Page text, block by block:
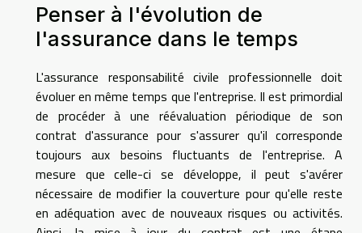
Penser à l'évolution de
l'assurance dans le temps
L'assurance responsabilité civile professionnelle doit
évoluer en même temps que l'entreprise. Il est primordial
de procéder à une réévaluation périodique de son
contrat d'assurance pour s'assurer qu'il corresponde
toujours aux besoins fluctuants de l'entreprise. A
mesure que celle-ci se développe, il peut s'avérer
nécessaire de modifier la couverture pour qu'elle reste
en adéquation avec de nouveaux risques ou activités.